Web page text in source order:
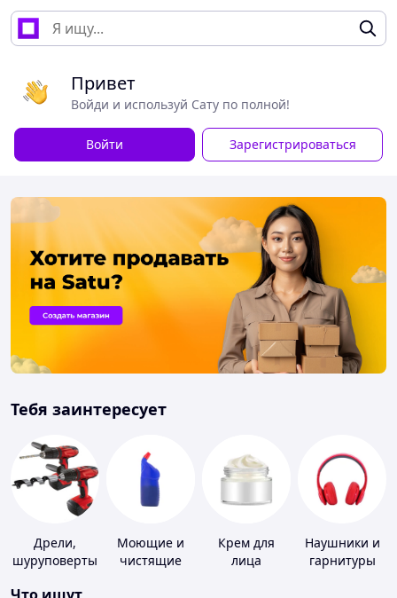
Привет
Войди и используй Сату по полной!
Войти Зарегистрироваться
Тебя заинтересует
Дрели,
шуруповерты
Моющие и
чистящие
Крем для
лица
Наушники и
гарнитуры